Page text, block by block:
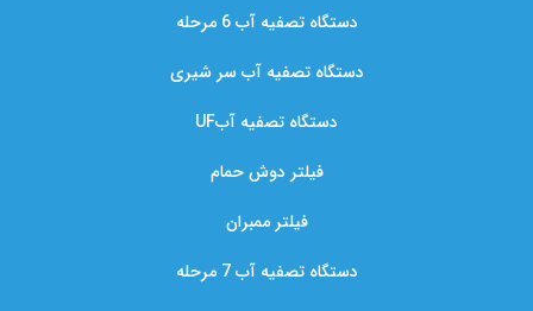
دستگاه تصفیه آب 6 مرحله
دستگاه تصفیه آب سر شیری
دستگاه تصفیه آبUF
فیلتر دوش حمام
فیلتر ممبران
دستگاه تصفیه آب 7 مرحله